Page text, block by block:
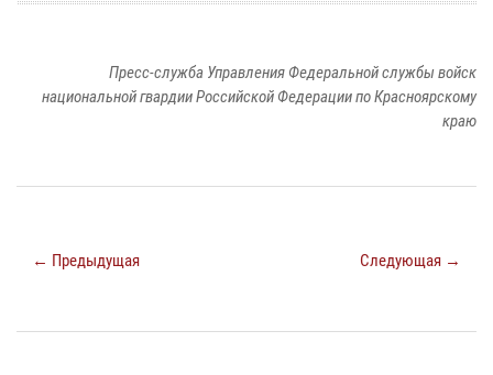
Пресс-служба Управления Федеральной службы войск
национальной гвардии Российской Федерации по Красноярскому
краю
← Предыдущая Следующая →